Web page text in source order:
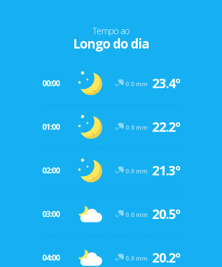
Tempo ao
Longo do dia
00:00 0.0 mm 23.4º
01:00 0.0 mm 22.2º
02:00 0.0 mm 21.3º
03:00 0.0 mm 20.5º
04:00 0.0 mm 20.2º